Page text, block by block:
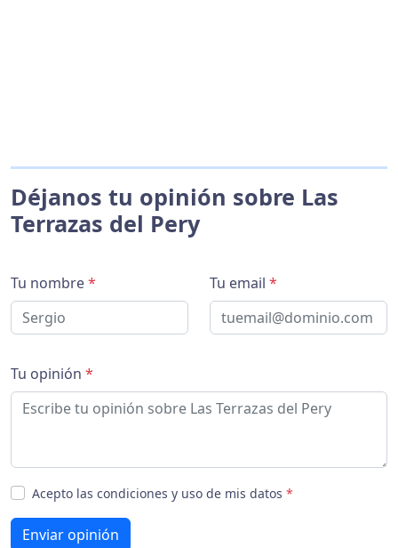
Déjanos tu opinión sobre Las
Terrazas del Pery
Tu nombre* Tu email *
Tu opinión *
Acepto las condiciones y uso de mis datos *
Enviar opinión